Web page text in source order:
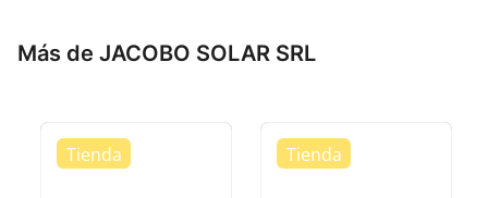
Más de JACOBO SOLAR SRL